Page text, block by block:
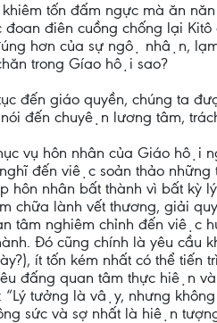
tốn đấm ngực mà ăn
điên cuồng chống lại
hơn của sự ngộ nhận,
trong Gíao hội sao?
đến giáo quyền, chúng ta
đến chuyện lương tâm,
vụ hôn nhân của Giáo
đến việc soản thảo những
hôn nhân bất thành vì bất
chữa lành vết thương, giải
tâm nghiêm chỉnh đến việc
Đó cũng chính là yêu cầu
ít tốn kém nhất có thể
đấng quan tâm thực hiện
“Lý tưởng là vậy, nhưng
sức và sợ nhất là hiện